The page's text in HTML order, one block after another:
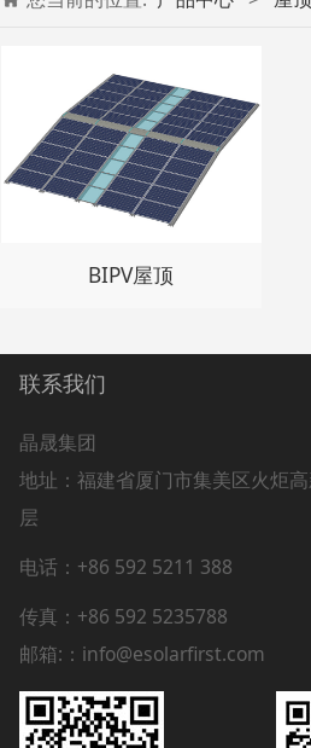
BIPV屋顶
联系我们
晶晟集团
地址： 福建省厦门市集美区火炬
层
电话：+86 592 5211 388
传真：+86 592 5235788
邮箱:：info@esolarfirst.com